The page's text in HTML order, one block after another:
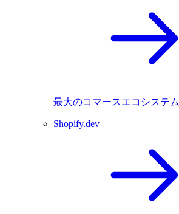
最大のコマースエコシステム
Shopify.dev